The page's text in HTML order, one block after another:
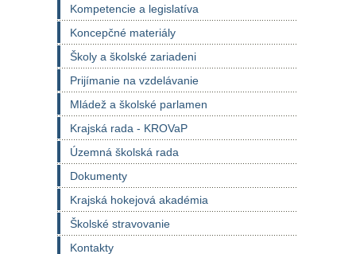
Kompetencie a legislatíva
Koncepčné materiály
Školy a školské zariadeni
Prijímanie na vzdelávanie
Mládež a školské parlamen
Krajská rada - KROVaP
Územná školská rada
Dokumenty
Krajská hokejová akadémia
Školské stravovanie
Kontakty